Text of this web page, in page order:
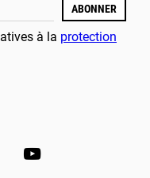
ABONNER
à la protection